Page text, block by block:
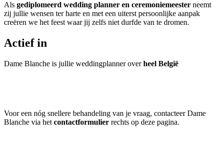
Als gediplomeerd wedding planner en ceremoniemeester neemt
zij jullie wensen ter harte en met een uiterst persoonlijke aanpak
creëren we het feest waar jij zelfs niet durfde van te dromen.
Actief in
Dame Blanche is jullie weddingplanner overheel België
Voor een nóg snellere behandeling van je vraag, contacteer Dame
Blanche via het contactformulier rechts op deze pagina.